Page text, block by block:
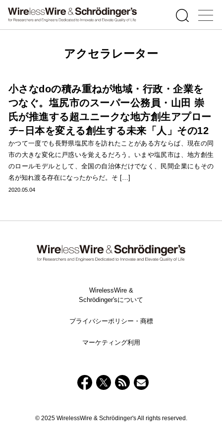
アクセラレーター
小さなdoの積み重ねが地域・行政・企業を
つなぐ。塩尻市のスーパー公務員・山田 崇
氏が推進する超ユニークな地方創生アプロー
チ−日本を変える創生する未来「人」その12
かつて一度でも長野県塩尻市を訪れたことがある方ならば、現在の同
市の大きな変化に戸惑いを覚えるだろう。いまや塩尻市は、地方創生
のロールモデルとして、全国の自治体だけでなく、民間企業にもその
名が知れ渡る存在になったからだ。そ […]
2020.05.04
WirelessWire &
Schrödinger'sについて
プライバシーポリシー・商標
マーケティング利用
© 2025 WirelessWire & Schrödinger's All rights reserved.